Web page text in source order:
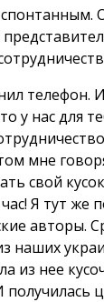
телефон.
у нас для
мне
свой
Я тут же
авторы.
наших
из нее
получилась